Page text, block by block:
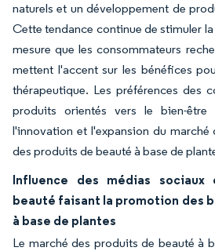
naturels et un développement de
Cette tendance continue de stimuler
mesure que les consommateurs
mettent l'accent sur les bénéfices
thérapeutique. Les préférences des
produits orientés vers le bien-être
l'innovation et l'expansion du marché
des produits de beauté à base de
Influence des médias sociaux
beauté faisant la promotion des
à base de plantes
Le marché des produits de beauté à